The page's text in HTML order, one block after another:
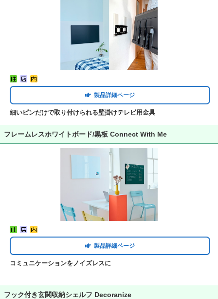
製品詳細ページ
細いピンだけで取り付けられる壁掛けテレビ用金具
フレームレスホワイトボード/黒板 Connect With Me
製品詳細ページ
コミュニケーションをノイズレスに
フック付き玄関収納シェルフ Decoranize